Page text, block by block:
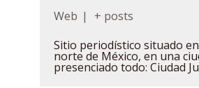
Web |
+ posts
Sitio periodístico situado
norte de México, en una
presenciado todo: Ciudad